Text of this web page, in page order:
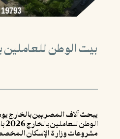
بيت الوطن للعاملين
يبحث آلاف المصريين بالخارج
مشروعات وزارة الإسكان